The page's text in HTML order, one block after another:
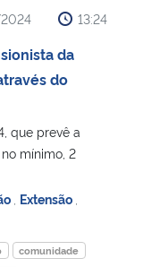
13:24
da
do
que prevê a
mínimo, 2
Extensão
comunidade